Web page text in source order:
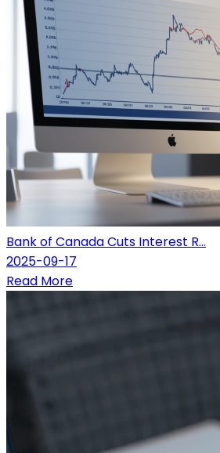
Bank of Canada Cuts Interest R...
2025-09-17
Read More